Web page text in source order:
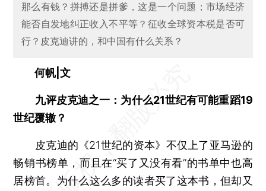
那么有钱？拼搏还是拼爹，这是一个问题；市场经济
能否自发地纠正收入不平等？征收全球资本税是否可
行？皮克迪讲的，和中国有什么关系？
何帆|文
九评皮克迪之一：为什么21世纪有可能重蹈19
世纪覆辙？
皮克迪的《21世纪的资本》不仅上了亚马逊的
畅销书榜单，而且在“买了又没有看”的书单中也高
居榜首。为什么这么多的读者买了这本书，但却又